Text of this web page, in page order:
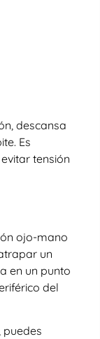
descansa
Es
tensión
ojo-mano
un
en un punto
del
puedes